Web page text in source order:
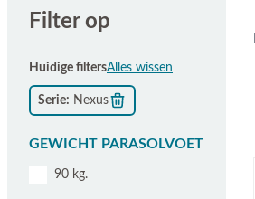
Filter op
Huidige filtersAlles wissen
Serie Nexus
GEWICHT PARASOLVOET
90 kg.